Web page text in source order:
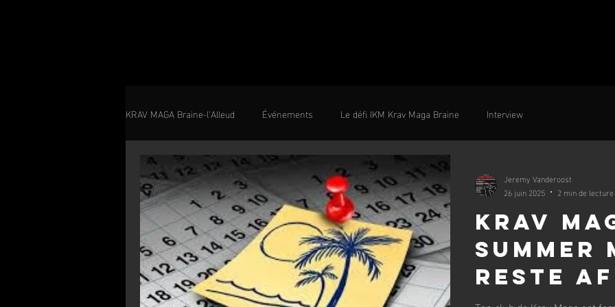
KRAV MAGA Braine-l'Alleud Événements Le défi IKM Krav Maga Braine Interview
Krav
Summer
reste
Jeremy Vanderoost
26 juin 2025
2 min de lecture